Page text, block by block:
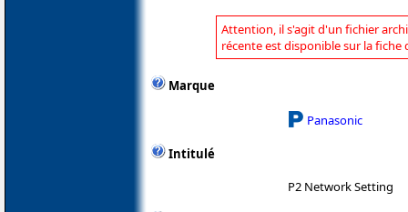
Attention, il s'agit d'un fichier
récente est disponible sur la fiche
Marque
Panasonic
Intitulé
P2 Network Setting